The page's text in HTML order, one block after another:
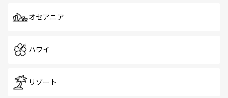
オセアニア
ハワイ
リゾート